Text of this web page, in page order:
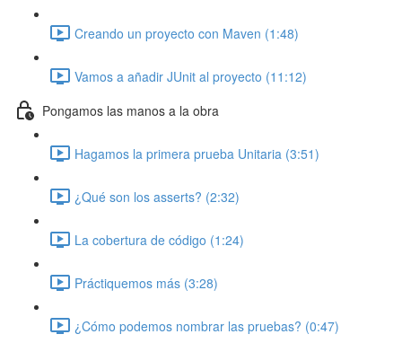
Creando un proyecto con Maven (1:48)
Vamos a añadir JUnit al proyecto (11:12)
Pongamos las manos a la obra
Hagamos la primera prueba Unitaria (3:51)
¿Qué son los asserts? (2:32)
La cobertura de código (1:24)
Práctiquemos más (3:28)
¿Cómo podemos nombrar las pruebas? (0:47)